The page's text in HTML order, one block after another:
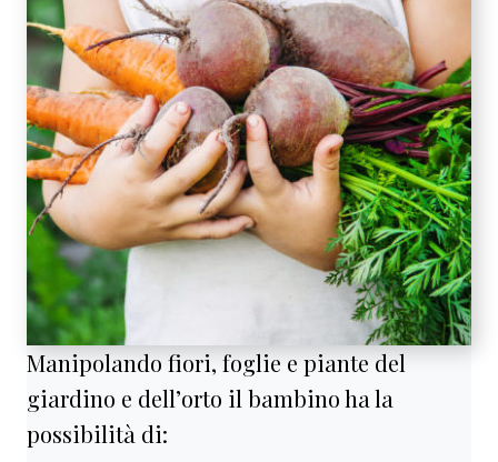
Manipolando fiori, foglie e piante del
giardino e dell’orto il bambino ha la
possibilità di: